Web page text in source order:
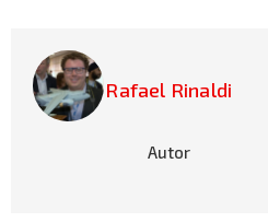
Rafael Rinaldi
Autor